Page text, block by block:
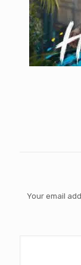
Your email